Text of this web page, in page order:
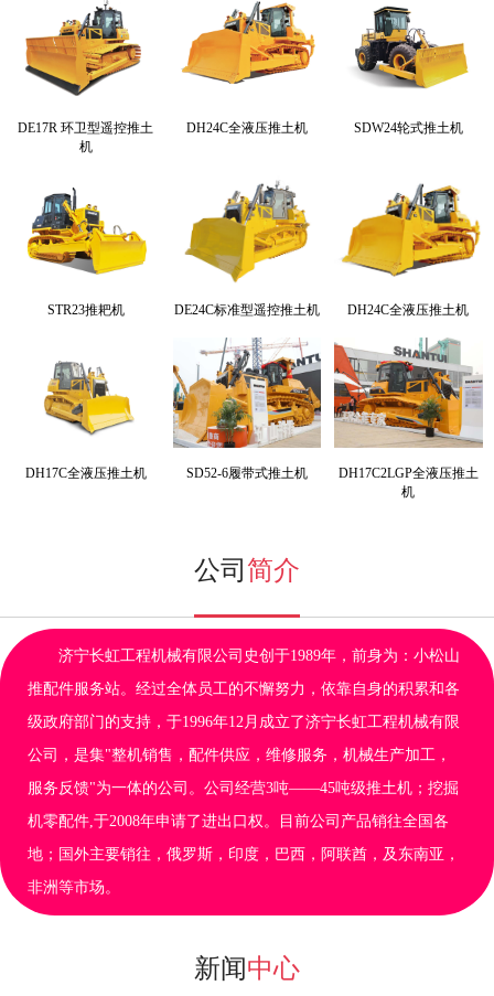
DE17R 环卫型遥控推土
机
DH24C全液压推土机 SDW24轮式推土机
STR23推耙机 DE24C标准型遥控推土机 DH24C全液压推土机
DH17C全液压推土机 SD52-6履带式推土机
DH17C2LGP全液压推土
机
公司 简介
济宁长虹工程机械有限公司史创于1989年，前身为：小松山
推配件服务站。经过全体员工的不懈努力，依靠自身的积累和各
级政府部门的支持，于1996年12月成立了济宁长虹工程机械有限
公司，是集"整机销售，配件供应，维修服务，机械生产加工，
服务反馈"为一体的公司。公司经营3吨——45吨级推土机；挖掘
机零配件,于2008年申请了进出口权。目前公司产品销往全国各
地；国外主要销往，俄罗斯，印度，巴西，阿联酋，及东南亚，
非洲等市场。
新闻中心